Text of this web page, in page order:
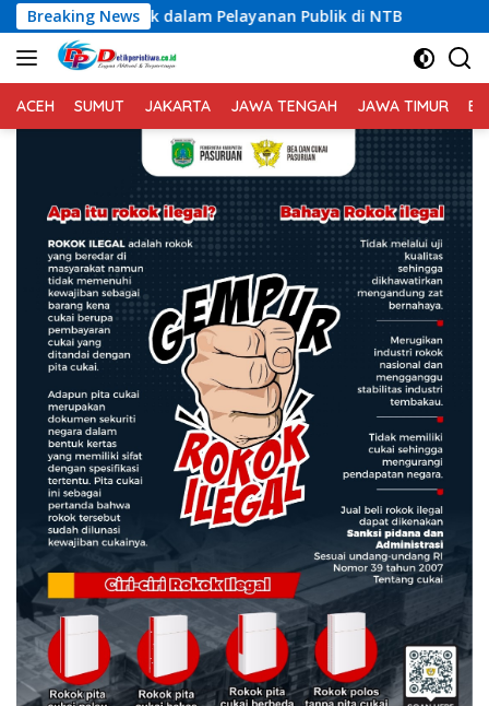
Langsung
ke
konten
Breaking News
Pelayanan Publik di NTB Dugaan Permasalahan
ACEH SUMUT JAKARTA JAWA TENGAH JAWA TIMUR